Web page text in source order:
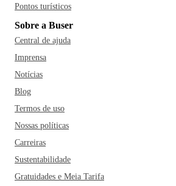
Pontos turísticos
Sobre a Buser
Central de ajuda
Imprensa
Notícias
Blog
Termos de uso
Nossas políticas
Carreiras
Sustentabilidade
Gratuidades e Meia Tarifa